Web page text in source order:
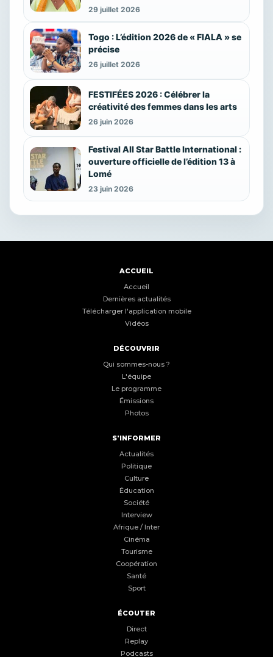
29 juillet 2026
Togo : L’édition 2026 de « FIALA » se
précise
26 juillet 2026
FESTIFÉES 2026 : Célébrer la
créativité des femmes dans les arts
26 juin 2026
Festival All Star Battle International :
ouverture officielle de l’édition 13 à
Lomé
23 juin 2026
ACCUEIL
Accueil
Dernières actualités
Télécharger l'application mobile
Vidéos
DÉCOUVRIR
Qui sommes-nous ?
L'équipe
Le programme
Émissions
Photos
S'INFORMER
Actualités
Politique
Culture
Éducation
Société
Interview
Afrique / Inter
Cinéma
Tourisme
Coopération
Santé
Sport
ÉCOUTER
Direct
Replay
Podcasts